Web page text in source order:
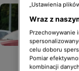
po
że
„Ustawienia
Wraz z
Przechowywanie
celu doboru
Pomiar
kombinacji